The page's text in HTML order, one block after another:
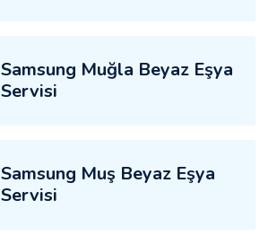
Samsung Muğla Beyaz Eşya
Servisi
Samsung Muş Beyaz Eşya
Servisi